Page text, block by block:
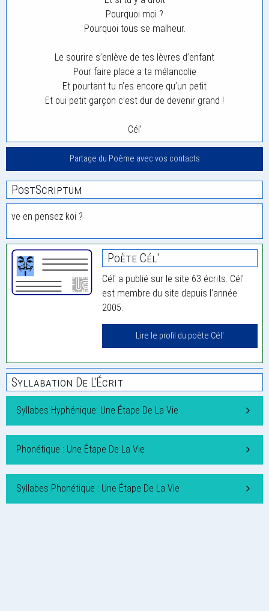
Pourquoi moi ?
Pourquoi tous se malheur.
Le sourire s’enlève de tes lèvres d’enfant
Pour faire place a ta mélancolie
Et pourtant tu n’es encore qu’un petit
Et oui petit garçon c’est dur de devenir grand !
Cél’
Partage du Poème avec vos contacts
PostScriptum
ve en pensez koi ?
Poète Cél'
Cél' a publié sur le site 63 écrits. Cél'
est membre du site depuis l'année
2005.
Lire le profil du poète Cél'
Syllabation De L'Écrit
Syllabes Hyphénique: Une Étape De La Vie
Phonétique : Une Étape De La Vie
Syllabes Phonétique : Une Étape De La Vie